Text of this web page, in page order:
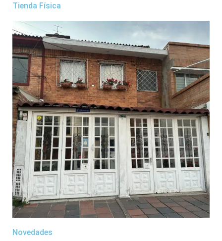
Tienda Física
Novedades